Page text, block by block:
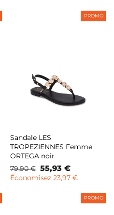
PROMO
Sandale LES
TROPEZIENNES Femme
ORTEGA noir
Prix
normal
79,90 €
Prix
remisé
55,93 €
Économisez 23,97 €
PROMO